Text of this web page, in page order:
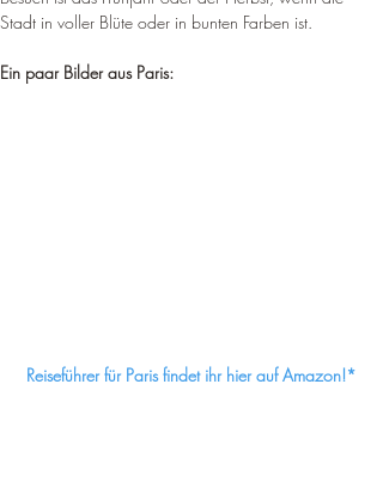
Stadt in voller Blüte oder in bunten Farben ist.
Ein paar Bilder aus Paris:
Reiseführer für Paris findet ihr hier auf Amazon!*